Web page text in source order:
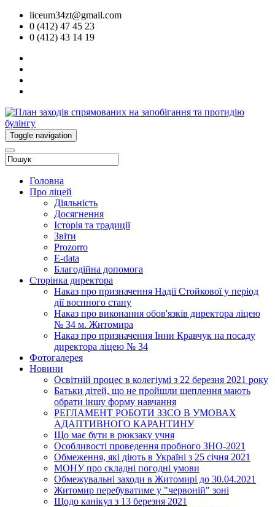
liceum34zt@gmail.com
0 (412) 47 45 23
0 (412) 43 14 19
Toggle navigation
Головна
Про ліцей
Діяльність
Досягнення
Історія та традиції
Звіти
Prozorro
E-data
Благодійна допомога
Сторінка директора
Наказ про призначення Надії Стойкової у період
дії воєнного стану
Наказ про виконання обов'язків директора ліцею
№ 34 м. Житомира
Наказ про призначення Інни Кравчук на посаду
директора ліцею № 34
Фотогалерея
Новини
Освітній процес в колегіумі з 22 березня 2021 року
Батьки дітей, що не пройшли щеплення мають
обрати іншу форму навчання
РЕГЛАМЕНТ РОБОТИ ЗЗСО В УМОВАХ
АДАПТИВНОГО КАРАНТИНУ
Що має бути в рюкзаку учня
Особливості проведення пробного ЗНО-2021
Обмеження, які діють в Україні з 25 січня 2021
МОНУ про складні погодні умови
Обмежувальні заходи в Житомирі до 30.04.2021
Житомир перебуватиме у "червоній" зоні
Щодо канікул з 13 березня 2021